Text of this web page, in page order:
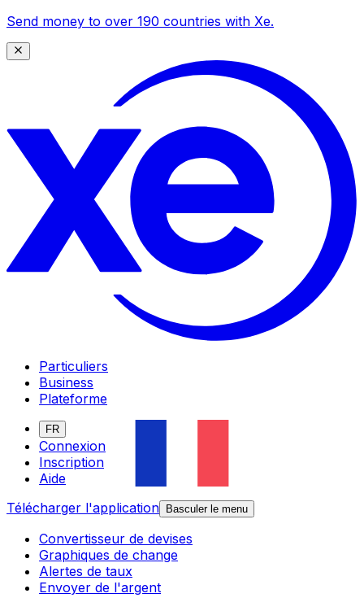
Send money to over 190 countries with Xe.
Particuliers
Business
Plateforme
FR
Connexion
Inscription
Aide
Télécharger l'application
Basculer le menu
Convertisseur de devises
Graphiques de change
Alertes de taux
Envoyer de l'argent